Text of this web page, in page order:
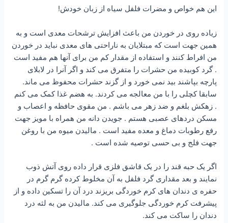
این هم خواص و مضرات فلفل سیاه از زبان خودش!
زیاده روى در خوردن من باعث افزایش ترشحات معدى است و به
همین جهت است که مبتلایان به ناراحتى هاى معدى نباید در خوردن
من افراط کنند و استفاده از مقدار کم من براى آنها هم مفید است
. گرد کوبیده من حشرات را متفرق مى کند و اگر آنرا در لابلاى
پارچه بپاشند بید نمى خورد و از گزند حشرات محفوظ مى ماند.
سابقا کچلى را با من معالجه مى کردند. به هضم غذا کمک مى کنم
. زهکش بلغم و ضد زهر مى باشم . من مقوى حافظه و اعصاب و
مسکن دردهاى عصبى هستم . جویدن دانه من همراه با مویز جهت
رفع رطوبات دماغ و معده مفید است . مالیدن میوه من با روغن
جهت فلج و بى حسى توصیه شده است .
اگر یک حبه قند را در یک قاشق فلزى قرار داده روى آتش ذوب
نمایند و بعد مقدارى گرد فلفل به آن مخلوط کرده گرم گرم در
حفره ى دندان هاى کرم خوردگى بریزند درد آن را تسکین داده و از
پیشرفت کرم خوردگى جلوگیرى مى کند. مالیدن من به لثه درد
دندان را ساکت مى کند.